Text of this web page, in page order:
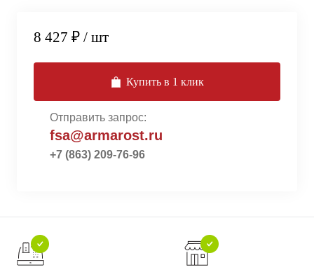
8 427 ₽ / шт
Купить в 1 клик
Отправить запрос:
fsa@armarost.ru
+7 (863) 209-76-96